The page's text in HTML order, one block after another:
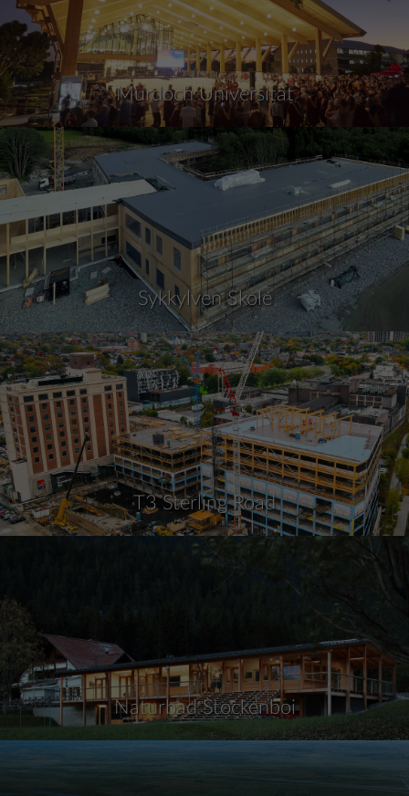
Murdoch Universität
Sykkylven Skole
T3 Sterling Road
Naturbad Stockenboi